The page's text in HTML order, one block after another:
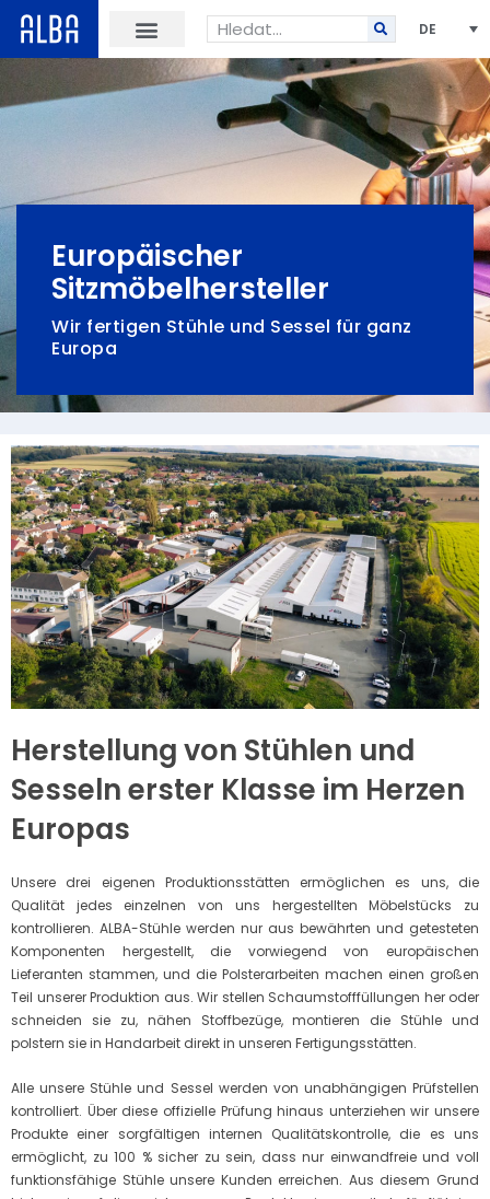
DE
Europäischer
Sitzmöbelhersteller
Wir fertigen Stühle und Sessel für ganz
Europa
Herstellung von Stühlen und
Sesseln erster Klasse im Herzen
Europas
Unsere drei eigenen Produktionsstätten ermöglichen es uns, die
Qualität jedes einzelnen von uns hergestellten Möbelstücks zu
kontrollieren. ALBA-Stühle werden nur aus bewährten und getesteten
Komponenten hergestellt, die vorwiegend von europäischen
Lieferanten stammen, und die Polsterarbeiten machen einen großen
Teil unserer Produktion aus. Wir stellen Schaumstofffüllungen her oder
schneiden sie zu, nähen Stoffbezüge, montieren die Stühle und
polstern sie in Handarbeit direkt in unseren Fertigungsstätten.
Alle unsere Stühle und Sessel werden von unabhängigen Prüfstellen
kontrolliert. Über diese offizielle Prüfung hinaus unterziehen wir unsere
Produkte einer sorgfältigen internen Qualitätskontrolle, die es uns
ermöglicht, zu 100 % sicher zu sein, dass nur einwandfreie und voll
funktionsfähige Stühle unsere Kunden erreichen. Aus diesem Grund